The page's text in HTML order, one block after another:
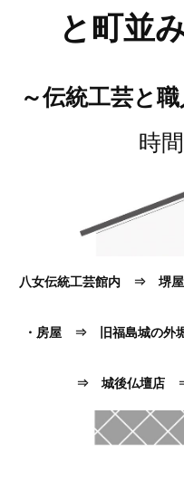
と町並
～伝統工芸と
時
八女伝統工芸館内 ⇒
・房屋 ⇒ 旧福島城の外
⇒ 城後仏壇店